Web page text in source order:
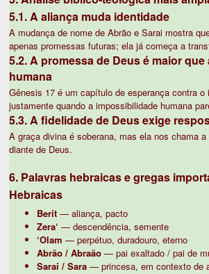
5.1. A aliança muda identidade
A mudança de nome de Abrão e Sarai mostra
apenas promessas futuras; ela já começa a
5.2. A promessa de Deus é maior
humana
Gênesis 17 é um capítulo de esperança contra
justamente quando a impossibilidade humana
5.3. A fidelidade de Deus exige
A graça divina é soberana, mas ela nos chama
diante de Deus.
6. Palavras hebraicas e gregas
Hebraicas
Berit — aliança, pacto
Zera‘ — descendência, semente
‘Olam — perpétuo, duradouro, eterno
Abrão / Abraão — pai exaltado / pai de
Sarai / Sara — princesa, em contexto de